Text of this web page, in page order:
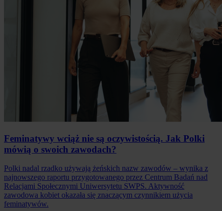
Feminatywy wciąż nie są oczywistością. Jak Polki
mówią o swoich zawodach?
Polki nadal rzadko używają żeńskich nazw zawodów – wynika z
najnowszego raportu przygotowanego przez Centrum Badań nad
Relacjami Społecznymi Uniwersytetu SWPS. Aktywność
zawodowa kobiet okazała się znaczącym czynnikiem użycia
feminatywów.